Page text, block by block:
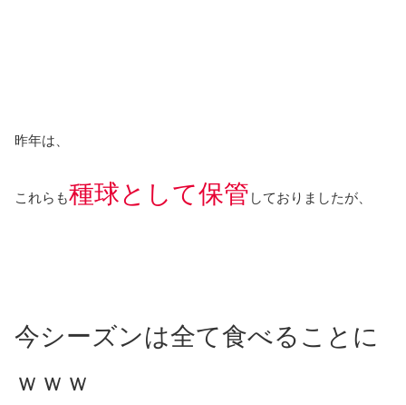
昨年は、
これらも種球として保管 しておりましたが、
今シーズンは全て食べることに
ｗｗｗ